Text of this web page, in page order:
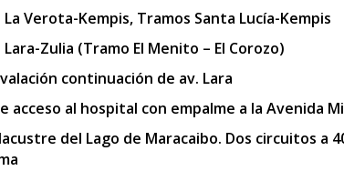
Verota-Kempis, Tramos Santa Lucía-Kempis
Zulia (Tramo El Menito – El Corozo)
continuación de av. Lara
acceso al hospital con empalme a la Avenida
del Lago de Maracaibo. Dos circuitos a